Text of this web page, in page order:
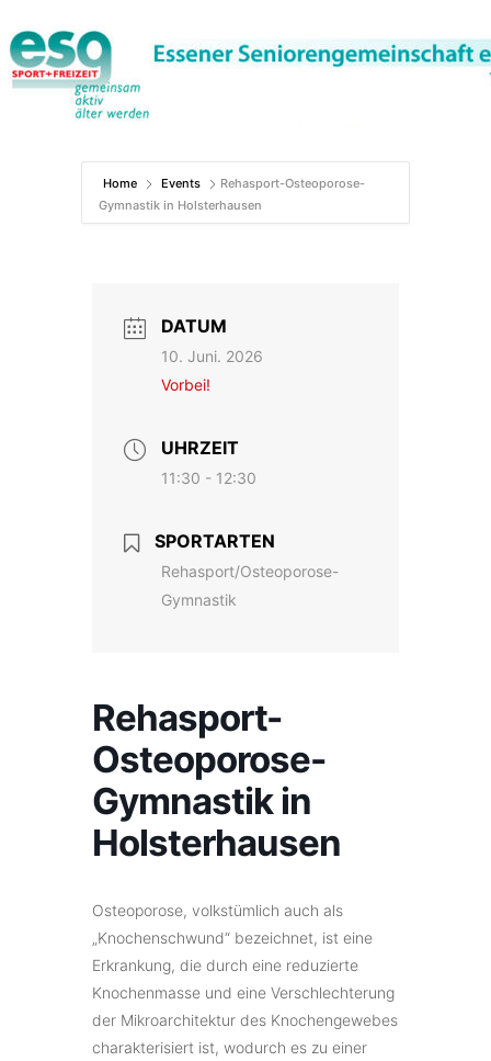
Inhalt
springen
Home Events
Rehasport-Osteoporose-
Gymnastik in Holsterhausen
DATUM
10. Juni. 2026
Vorbei!
UHRZEIT
11:30 - 12:30
SPORTARTEN
Rehasport/Osteoporose-
Gymnastik
Rehasport-
Osteoporose-
Gymnastik in
Holsterhausen
Osteoporose, volkstümlich auch als
„Knochenschwund“ bezeichnet, ist eine
Erkrankung, die durch eine reduzierte
Knochenmasse und eine Verschlechterung
der Mikroarchitektur des Knochengewebes
charakterisiert ist, wodurch es zu einer